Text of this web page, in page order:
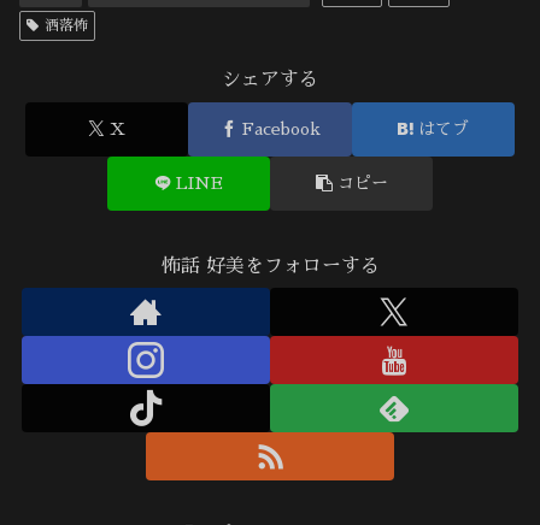
洒落怖
シェアする
X Facebook はてブ
LINE コピー
怖話 好美をフォローする